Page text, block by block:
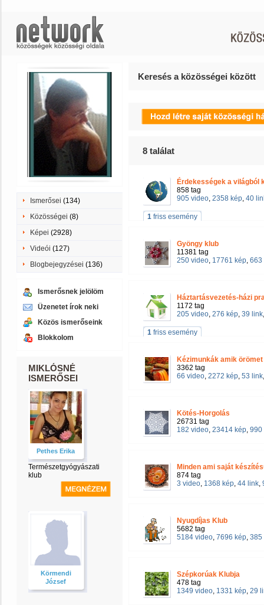
Ismerősei (134)
Közösségei (8)
Képei (2928)
Videói (127)
Blogbejegyzései (136)
Ismerősnek jelölöm
Üzenetet írok neki
Közös ismerőseink
Blokkolom
MIKLÓSNÉ
ISMERŐSEI
Pethes Erika
Természetgyógyászati
klub
Körmendi
József
Keresés a közösségei között
8 találat
Érdekességek a világból
858 tag
905 video, 2358 kép, 40
1 friss esemény
Gyöngy klub
11381 tag
250 video, 17761 kép, 663
Háztartásvezetés-házi
1172 tag
205 video, 276 kép, 39 link
1 friss esemény
Kézimunkák amik
3362 tag
66 video, 2272 kép, 53 link
Kötés-Horgolás
26731 tag
182 video, 23414 kép, 990
Minden ami saját
874 tag
3 video, 1368 kép, 44 link,
Nyugdíjas Klub
5682 tag
5184 video, 7696 kép, 385
Szépkorúak Klubja
478 tag
1349 video, 1331 kép, 29